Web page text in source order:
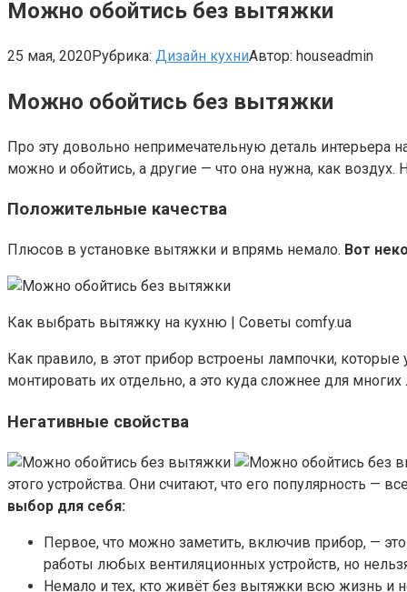
Можно обойтись без вытяжки
25 мая, 2020Рубрика: Дизайн кухниАвтор: houseadmin
Можно обойтись без вытяжки
Про эту довольно непримечательную деталь интерьера
можно и обойтись, а другие — что она нужна, как
Положительные качества
Плюсов в установке вытяжки и впрямь немало. Вот
Как выбрать вытяжку на кухню | Советы comfy.ua
Как правило, в этот прибор встроены лампочки,
монтировать их отдельно, а это куда сложнее для
Негативные свойства
этого устройства. Они считают, что его популярность —
выбор для себя:
Первое, что можно заметить, включив прибор, —
работы любых вентиляционных устройств, но
Немало и тех, кто живёт без вытяжки всю жизнь и